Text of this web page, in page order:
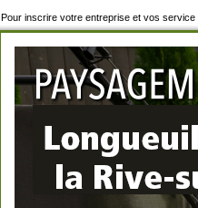
Pour inscrire votre entreprise et vos